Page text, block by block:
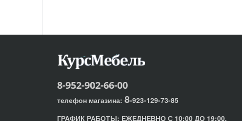
8-952-902-66-00
телефон магазина: 8-923-129-73-85
ГРАФИК РАБОТЫ: ЕЖЕДНЕВНО С 10:00 ДО 19:00.